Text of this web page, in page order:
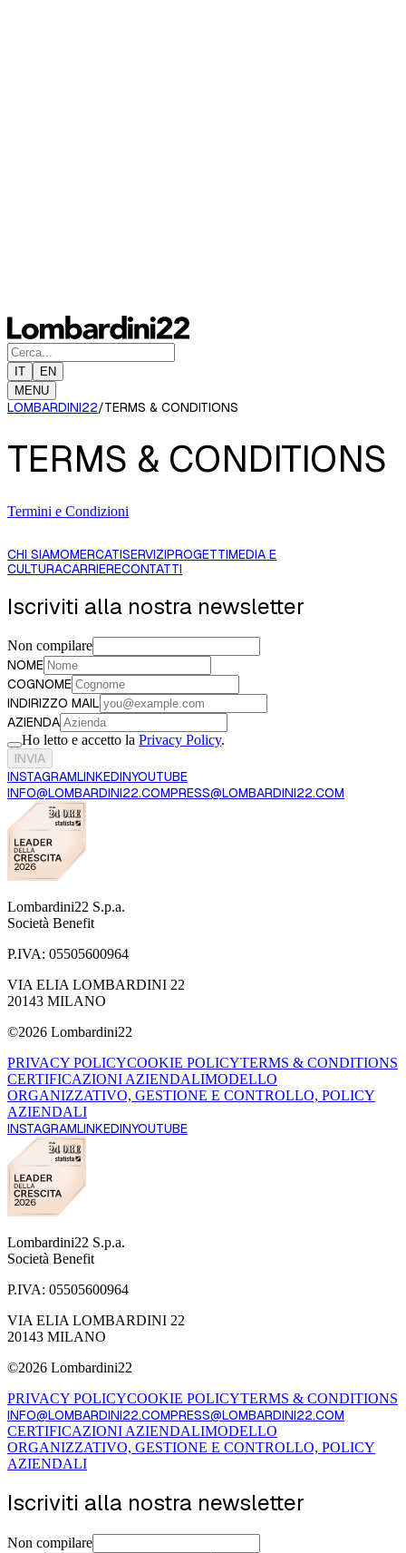
IT
EN
MENU
LOMBARDINI22/TERMS & CONDITIONS
TERMS & CONDITIONS
Termini e Condizioni
CHI SIAMOMERCATISERVIZIPROGETTIMEDIA E
CULTURACARRIERECONTATTI
Iscriviti alla nostra newsletter
Non compilare
NOME
COGNOME
INDIRIZZO MAIL
AZIENDA
Ho letto e accetto la Privacy Policy.
INVIA
INSTAGRAMLINKEDINYOUTUBE
INFO@LOMBARDINI22.COMPRESS@LOMBARDINI22.COM
Lombardini22 S.p.a.
Società Benefit
P.IVA: 05505600964
VIA ELIA LOMBARDINI 22
20143 MILANO
©2026 Lombardini22
PRIVACY POLICYCOOKIE POLICYTERMS & CONDITIONS
CERTIFICAZIONI AZIENDALIMODELLO
ORGANIZZATIVO, GESTIONE E CONTROLLO, POLICY
AZIENDALI
INSTAGRAMLINKEDINYOUTUBE
Lombardini22 S.p.a.
Società Benefit
P.IVA: 05505600964
VIA ELIA LOMBARDINI 22
20143 MILANO
©2026 Lombardini22
PRIVACY POLICYCOOKIE POLICYTERMS & CONDITIONS
INFO@LOMBARDINI22.COMPRESS@LOMBARDINI22.COM
CERTIFICAZIONI AZIENDALIMODELLO
ORGANIZZATIVO, GESTIONE E CONTROLLO, POLICY
AZIENDALI
Iscriviti alla nostra newsletter
Non compilare